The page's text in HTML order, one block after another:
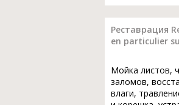
Реставрация
en particulier
Мойка листов,
заломов,
влаги,